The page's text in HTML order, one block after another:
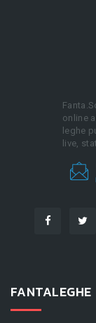
online
leghe
live,
FANTALEGHE